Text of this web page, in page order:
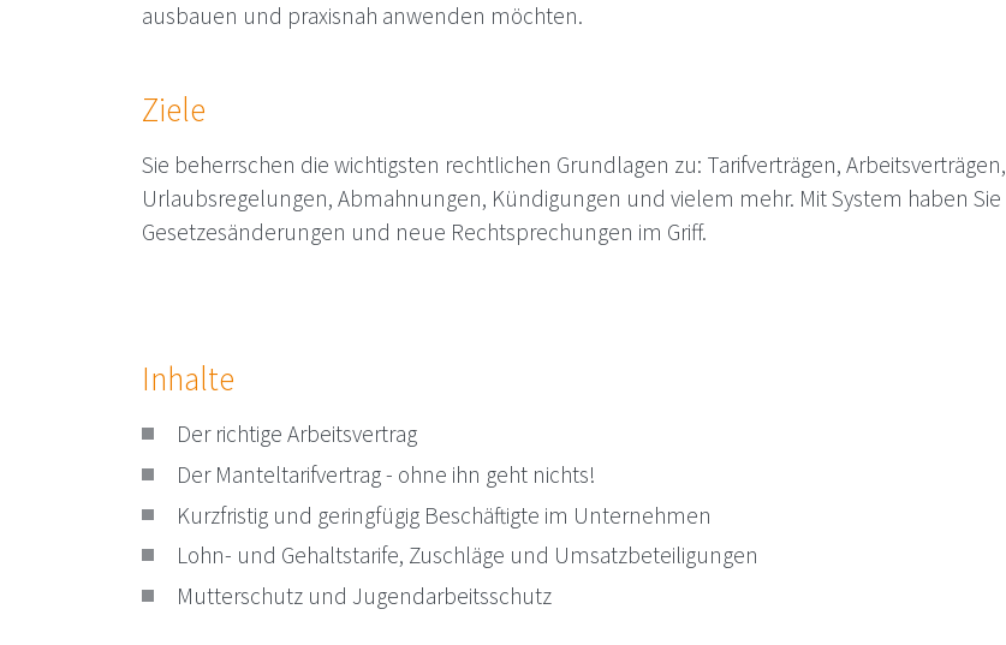
ausbauen und praxisnah anwenden möchten.
Ziele
Sie beherrschen die wichtigsten rechtlichen Grundlagen zu: Tarifverträgen, Arbeitsverträgen,
Urlaubsregelungen, Abmahnungen, Kündigungen und vielem mehr. Mit System haben Sie
Gesetzesänderungen und neue Rechtsprechungen im Griff.
Inhalte
Der richtige Arbeitsvertrag
Der Manteltarifvertrag - ohne ihn geht nichts!
Kurzfristig und geringfügig Beschäftigte im Unternehmen
Lohn- und Gehaltstarife, Zuschläge und Umsatzbeteiligungen
Mutterschutz und Jugendarbeitsschutz